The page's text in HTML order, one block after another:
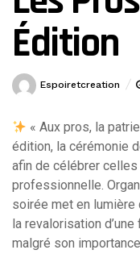
Édition
Espoiretcreation
« Aux pros, la
édition, la cérémonie
afin de célébrer
professionnelle.
soirée met en
la revalorisation
malgré son